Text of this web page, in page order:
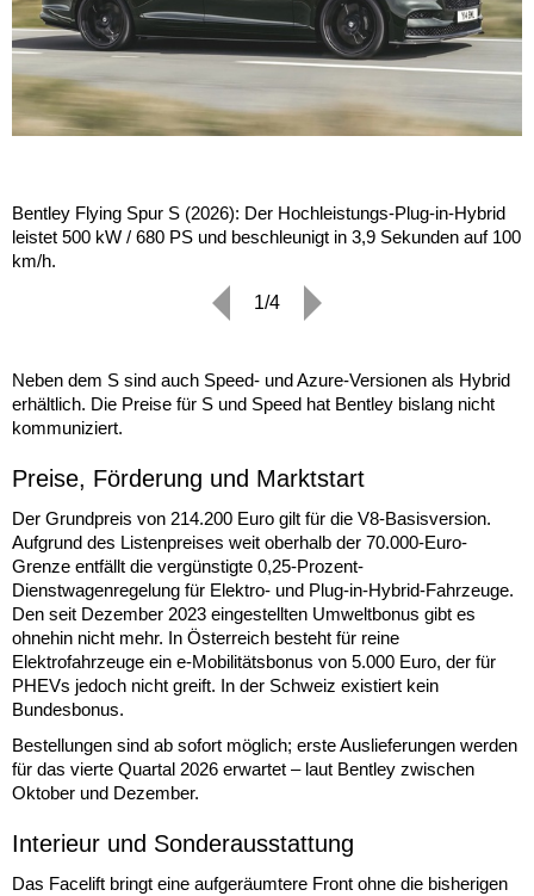
Bentley Flying Spur S (2026): Der Hochleistungs-Plug-in-Hybrid
leistet 500 kW / 680 PS und beschleunigt in 3,9 Sekunden auf 100
km/h.
1/4
Neben dem S sind auch Speed- und Azure-Versionen als Hybrid
erhältlich. Die Preise für S und Speed hat Bentley bislang nicht
kommuniziert.
Preise, Förderung und Marktstart
Der Grundpreis von 214.200 Euro gilt für die V8-Basisversion.
Aufgrund des Listenpreises weit oberhalb der 70.000-Euro-
Grenze entfällt die vergünstigte 0,25-Prozent-
Dienstwagenregelung für Elektro- und Plug-in-Hybrid-Fahrzeuge.
Den seit Dezember 2023 eingestellten Umweltbonus gibt es
ohnehin nicht mehr. In Österreich besteht für reine
Elektrofahrzeuge ein e-Mobilitätsbonus von 5.000 Euro, der für
PHEVs jedoch nicht greift. In der Schweiz existiert kein
Bundesbonus.
Bestellungen sind ab sofort möglich; erste Auslieferungen werden
für das vierte Quartal 2026 erwartet – laut Bentley zwischen
Oktober und Dezember.
Interieur und Sonderausstattung
Das Facelift bringt eine aufgeräumtere Front ohne die bisherigen